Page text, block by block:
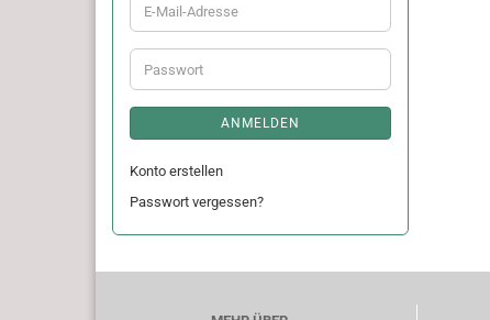
E-
Mail-
Adresse
Passwort
ANMELDEN
Konto erstellen
Passwort vergessen?